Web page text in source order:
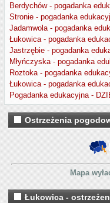
Berdychów - pogadanka
Stronie - pogadanka
Jadamwola - pogadanka
Łukowica - pogadanka
Jastrzębie - pogadanka
Młyńczyska - pogadanka
Roztoka - pogadanka
Łukowica - pogadanka
Pogadanka edukacyjna -
Ostrzeżenia
Mapa
Łukowica -